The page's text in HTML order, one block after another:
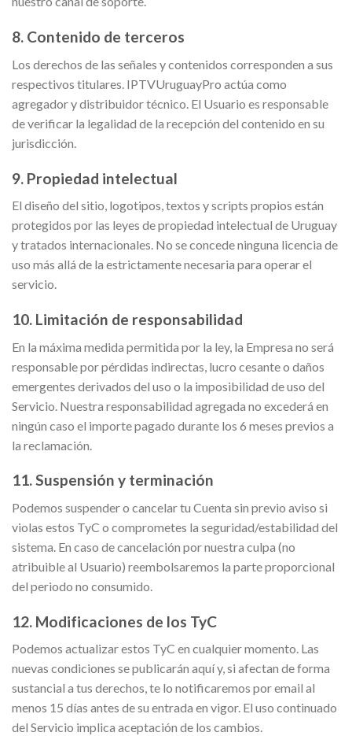
8. Contenido de terceros
Los derechos de las señales y contenidos corresponden a sus
respectivos titulares. IPTVUruguayPro actúa como
agregador y distribuidor técnico. El Usuario es responsable
de verificar la legalidad de la recepción del contenido en su
jurisdicción.
9. Propiedad intelectual
El diseño del sitio, logotipos, textos y scripts propios están
protegidos por las leyes de propiedad intelectual de Uruguay
y tratados internacionales. No se concede ninguna licencia de
uso más allá de la estrictamente necesaria para operar el
servicio.
10. Limitación de responsabilidad
En la máxima medida permitida por la ley, la Empresa no será
responsable por pérdidas indirectas, lucro cesante o daños
emergentes derivados del uso o la imposibilidad de uso del
Servicio. Nuestra responsabilidad agregada no excederá en
ningún caso el importe pagado durante los 6 meses previos a
la reclamación.
11. Suspensión y terminación
Podemos suspender o cancelar tu Cuenta sin previo aviso si
violas estos TyC o comprometes la seguridad/estabilidad del
sistema. En caso de cancelación por nuestra culpa (no
atribuible al Usuario) reembolsaremos la parte proporcional
del periodo no consumido.
12. Modificaciones de los TyC
Podemos actualizar estos TyC en cualquier momento. Las
nuevas condiciones se publicarán aquí y, si afectan de forma
sustancial a tus derechos, te lo notificaremos por email al
menos 15 días antes de su entrada en vigor. El uso continuado
del Servicio implica aceptación de los cambios.